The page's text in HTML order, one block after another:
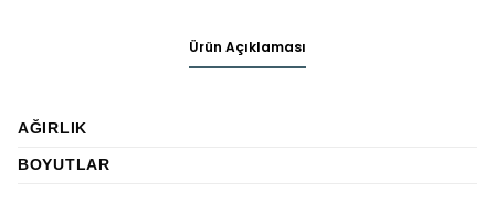
Ürün Açıklaması
AĞIRLIK
BOYUTLAR